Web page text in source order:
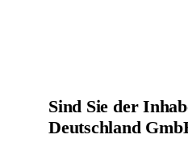
Sind Sie der
Deutschland